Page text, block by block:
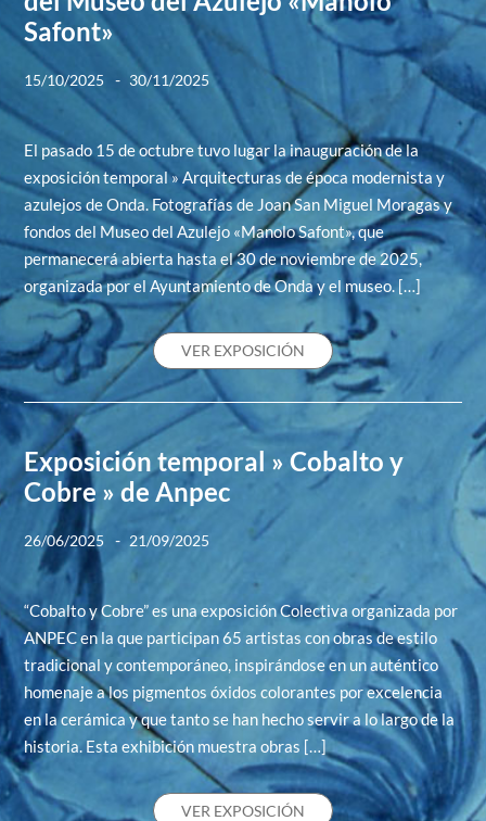
Safont»
15/10/2025 - 30/11/2025
El pasado 15 de octubre tuvo lugar la inauguración de la
exposición temporal » Arquitecturas de época modernista y
azulejos de Onda. Fotografías de Joan San Miguel Moragas y
fondos del Museo del Azulejo «Manolo Safont», que
permanecerá abierta hasta el 30 de noviembre de 2025,
organizada por el Ayuntamiento de Onda y el museo. […]
VER EXPOSICIÓN
Exposición temporal » Cobalto y
Cobre » de Anpec
26/06/2025 - 21/09/2025
“Cobalto y Cobre” es una exposición Colectiva organizada por
ANPEC en la que participan 65 artistas con obras de estilo
tradicional y contemporáneo, inspirándose en un auténtico
homenaje a los pigmentos óxidos colorantes por excelencia
en la cerámica y que tanto se han hecho servir a lo largo de la
historia. Esta exhibición muestra obras […]
VER EXPOSICIÓN